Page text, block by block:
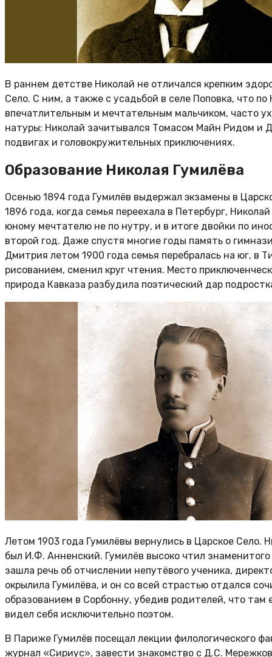
В раннем детстве Николай не отличался крепким
Село. С ним, а также с усадьбой в селе Поповка, что
впечатлительным и мечтательным мальчиком, часто
натуры: Николай зачитывался Томасом Майн Ридом
подвигах и головокружительных приключениях.
Образование Николая Гумилёва
Осенью 1894 года Гумилёв выдержал экзамены в
1896 года, когда семья переехала в Петербург,
юному мечтателю не по нутру, и в итоге двойки по
второй год. Даже спустя многие годы память о
Дмитрия летом 1900 года семья перебралась на юг, в
рисованием, сменил круг чтения. Место
природа Кавказа разбудила поэтический дар
Летом 1903 года Гумилёвы вернулись в Царское Село.
был И.Ф. Анненский. Гумилёв высоко чтил
зашла речь об отчислении непутёвого ученика,
окрылила Гумилёва, и он со всей страстью отдался
образованием в Сорбонну, убедив родителей, что
видел себя исключительно поэтом.
В Париже Гумилёв посещал лекции филологического
журнал «Сириус», завести знакомство с Д.С.